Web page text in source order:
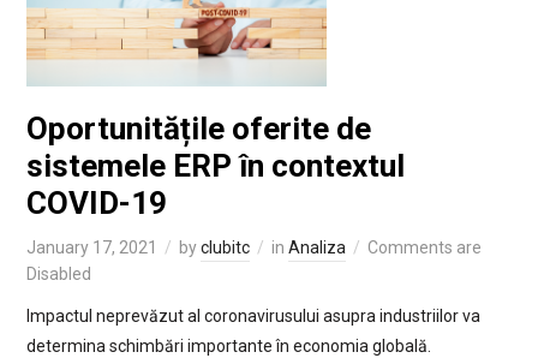
Oportunitățile oferite de
sistemele ERP în contextul
COVID-19
January 17, 2021 byclubitc in Analiza
Comments are
Disabled
Impactul neprevăzut al coronavirusului asupra industriilor va
determina schimbări importante în economia globală.